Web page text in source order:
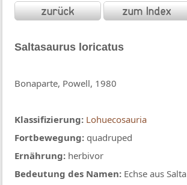
Saltasaurus loricatus
Bonaparte, Powell, 1980
Klassifizierung: Lohuecosauria
Fortbewegung: quadruped
Ernährung: herbivor
Bedeutung des Namen: Echse aus Salta